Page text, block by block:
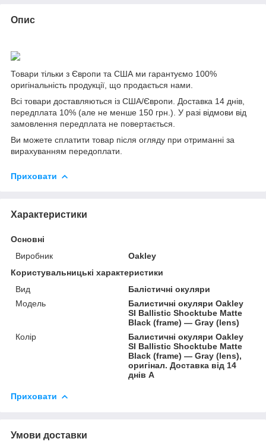
Опис
Товари тільки з Європи та США ми гарантуємо 100%
оригінальність продукції, що продається нами.
Всі товари доставляються із США/Європи. Доставка 14 днів,
передплата 10% (але не менше 150 грн.). У разі відмови від
замовлення передплата не повертається.
Ви можете сплатити товар після огляду при отриманні за
вирахуванням передоплати.
Приховати
Характеристики
Основні
Виробник
Oakley
Користувальницькі характеристики
Вид
Балістичні окуляри
Мoдель
Балистичні окуляри Oakley
SI Ballistic Shocktube Matte
Black (frame) — Gray (lens)
Колір
Балистичні окуляри Oakley
SI Ballistic Shocktube Matte
Black (frame) — Gray (lens),
оригінал. Доставка від 14
днів A
Приховати
Умови доставки